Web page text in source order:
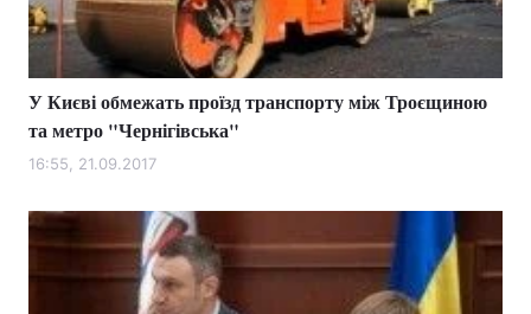
У Києві обмежать проїзд транспорту між Троєщиною
та метро "Чернігівська"
16:55, 21.09.2017